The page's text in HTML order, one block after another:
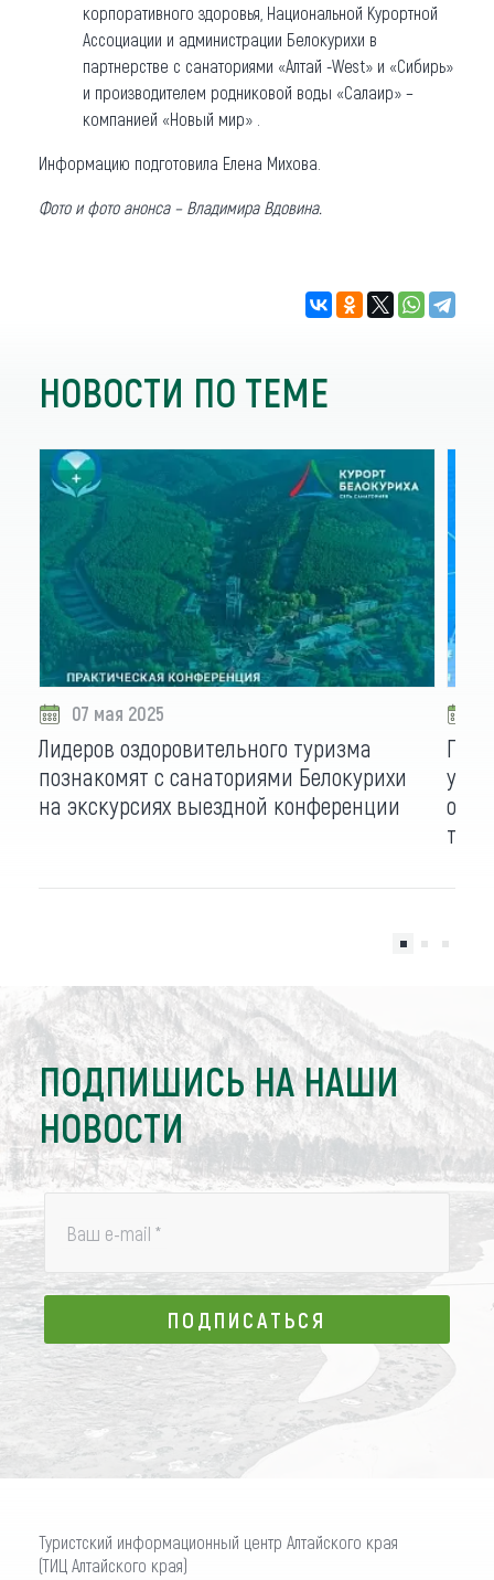
корпоративного здоровья, Национальной Курортной
Ассоциации и администрации Белокурихи в
партнерстве с санаториями «Алтай -West» и «Сибирь»
и производителем родниковой воды «Салаир» –
компанией «Новый мир» .
Информацию подготовила Елена Михова.
Фото и фото анонса – Владимира Вдовина.
НОВОСТИ ПО ТЕМЕ
07 мая 2025
Лидеров оздоровительного туризма
познакомят с санаториями Белокурихи
на экскурсиях выездной конференции
ПОДПИШИСЬ НА НАШИ
НОВОСТИ
Ваш e-mail *
ПОДПИСАТЬСЯ
ПОДПИСАТЬСЯ
Туристский информационный центр Алтайского края
(ТИЦ Алтайского края)